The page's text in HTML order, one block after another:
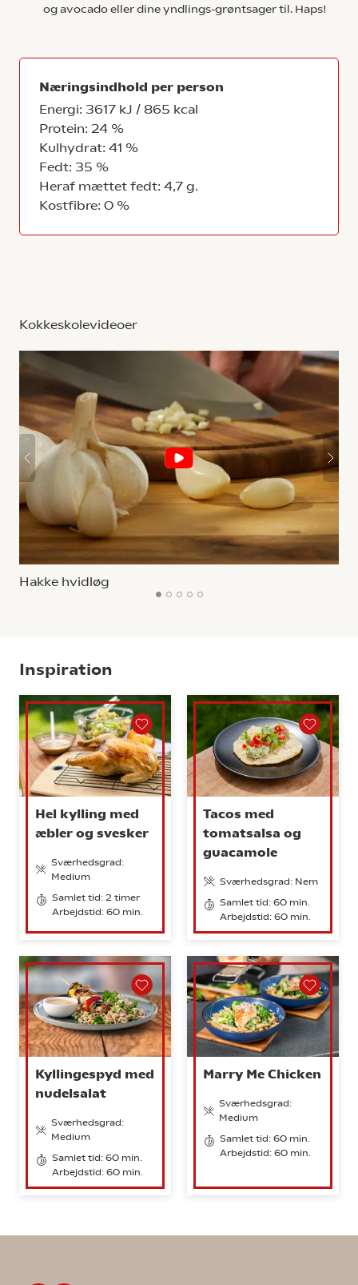
og avocado eller dine yndlings-grøntsager til. Haps!
Næringsindhold per person
Energi: 3617 kJ / 865 kcal
Protein: 24 %
Kulhydrat: 41 %
Fedt: 35 %
Heraf mættet fedt: 4,7 g.
Kostfibre: 0 %
Kokkeskolevideoer
Hakke hvidløg
1 2 3 4 5
Inspiration
Hel kylling med
æbler og svesker
Sværhedsgrad:
Medium
Samlet tid: 2 timer
Arbejdstid: 60 min.
Tacos med
tomatsalsa og
guacamole
Sværhedsgrad: Nem
Samlet tid: 60 min.
Arbejdstid: 60 min.
Kyllingespyd med
nudelsalat
Sværhedsgrad:
Medium
Samlet tid: 60 min.
Arbejdstid: 60 min.
Marry Me Chicken
Sværhedsgrad:
Medium
Samlet tid: 60 min.
Arbejdstid: 60 min.